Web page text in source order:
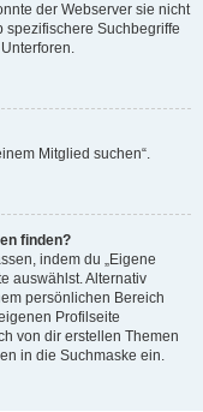
der Webserver sie nicht
spezifischere Suchbegriffe
Mitglied suchen“.
finden?
indem du „Eigene
auswählst. Alternativ
persönlichen Bereich
Profilseite
von dir erstellen Themen
in die Suchmaske ein.